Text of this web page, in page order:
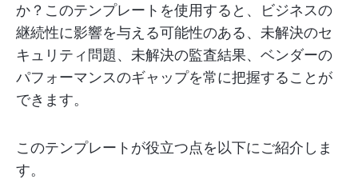
か？このテンプレートを使用すると、ビジネスの
継続性に影響を与える可能性のある、未解決のセ
キュリティ問題、未解決の監査結果、ベンダーの
パフォーマンスのギャップを常に把握することが
できます。
このテンプレートが役立つ点を以下にご紹介しま
す。